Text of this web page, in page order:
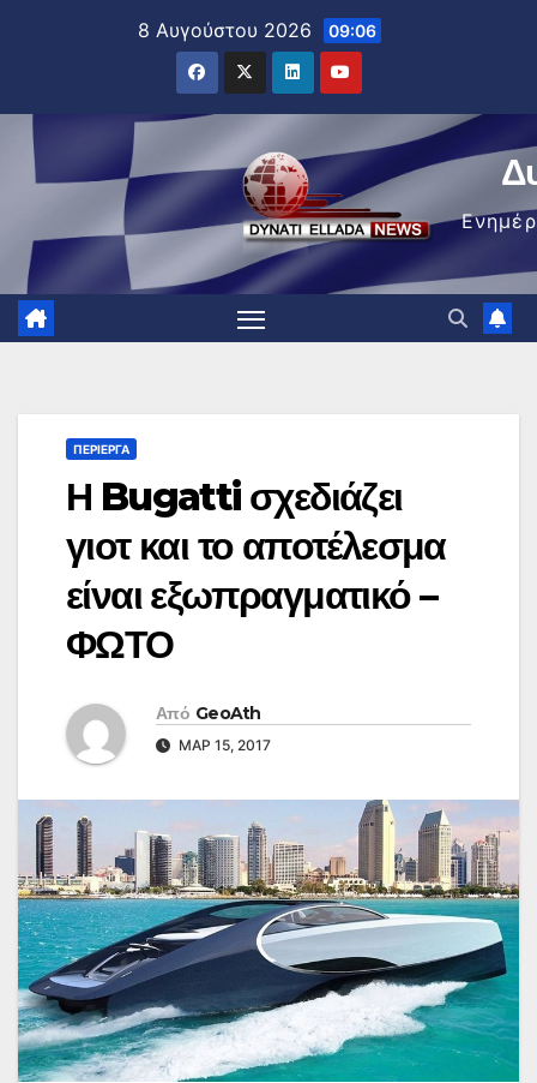
8 Αυγούστου 2026 09:06
ΠΕΡΊΕΡΓΑ
Η Bugatti σχεδιάζει
γιοτ και το αποτέλεσμα
είναι εξωπραγματικό –
ΦΩΤΟ
Από GeoAth
ΜΑΡ 15, 2017